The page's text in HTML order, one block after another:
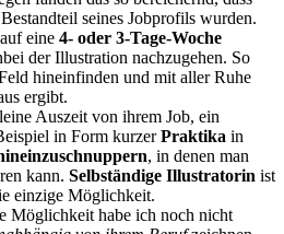
seines Jobprofils wurden.
eine 4- oder 3-Tage-Woche
der Illustration nachzugehen. So
hineinfinden und mit aller Ruhe
ergibt.
Auszeit von ihrem Job, ein
in Form kurzerPraktika in
, in denen man
kann. Selbständige Illustratorin ist
einzige Möglichkeit.
Möglichkeit habe ich noch nicht